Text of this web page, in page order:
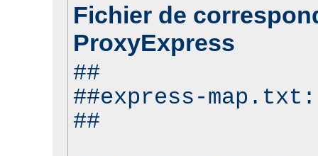
Fichier de
ProxyExpress
##
##express-map.txt:
##